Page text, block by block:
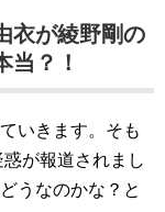
衣が綾野剛の
当？！
いきます。そも
が報道されまし
うなのかな？と